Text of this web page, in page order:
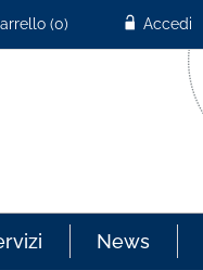
Accedi
(0)
News